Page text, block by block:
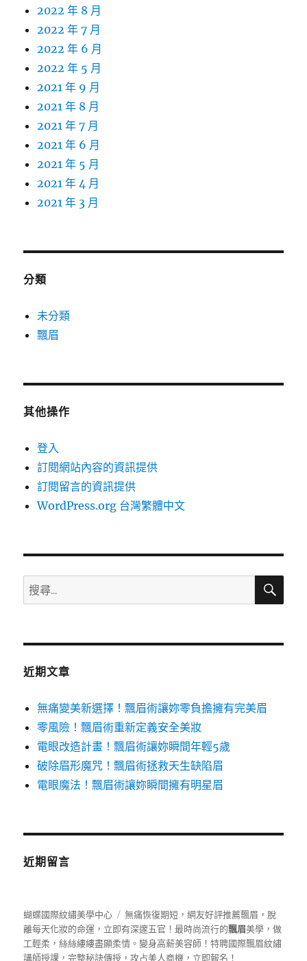
2022 年 8 月
2022 年 7 月
2022 年 6 月
2022 年 5 月
2021 年 9 月
2021 年 8 月
2021 年 7 月
2021 年 6 月
2021 年 5 月
2021 年 4 月
2021 年 3 月
分類
未分類
飄眉
其他操作
登入
訂閱網站內容的資訊提供
訂閱留言的資訊提供
WordPress.org 台灣繁體中文
搜
尋
鍵
搜
近期文章
無痛變美新選擇！飄眉術讓妳零負擔擁有完美眉
零風險！飄眉術重新定義安全美妝
電眼改造計畫！飄眉術讓妳瞬間年輕5歲
破除眉形魔咒！飄眉術拯救天生缺陷眉
電眼魔法！飄眉術讓妳瞬間擁有明星眉
近期留言
蝴蝶國際紋繡美學中心
無痛恢復期短，網友好評推薦飄眉，脫
離每天化妝的命運，立即有深邃五官！最時尚流行的飄眉美學，做
工輕柔，絲絲縷縷盡顯柔情。變身高薪美容師！特聘國際飄眉紋繡
講師授課，完整秘訣傳授，攻占美人商機，立即報名！